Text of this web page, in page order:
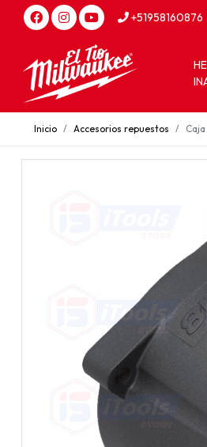
+51958160876
Inicio Accesorios repuestos